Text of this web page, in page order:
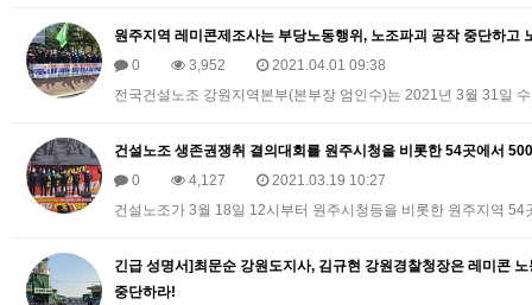
원주지역 레미콘제조사는 부당노동행위, 노조파괴 공작 중단하고
0
3,952
2021.04.01 09:38
전국건설노조 강원지역본부(본부장 엄인수)는 2021년 3월 31일
건설노조 생존권쟁취 결의대회를 원주시청을 비롯한 54곳에서
0
4,127
2021.03.19 10:27
건설노조가 3월 18일 12시부터 원주시청등을 비롯한 원주지역
긴급 성명서]최문순 강원도지사, 김규현 강원경찰청장은 레미콘
중단하라!